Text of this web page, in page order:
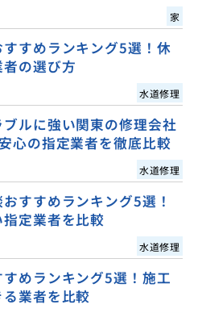
家
すめランキング5選！休
の選び方
水道修理
ルに強い関東の修理会社
心の指定業者を徹底比較
水道修理
すすめランキング5選！
定業者を比較
水道修理
めランキング5選！施工
業者を比較